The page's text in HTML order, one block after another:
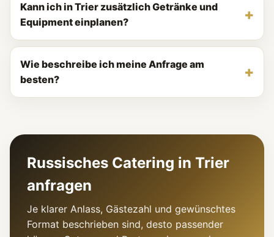
Kann ich in Trier zusätzlich Getränke und
Equipment einplanen?
Wie beschreibe ich meine Anfrage am
besten?
Russisches Catering in Trier
anfragen
Je klarer Anlass, Gästezahl und gewünschtes
Format beschrieben sind, desto passender